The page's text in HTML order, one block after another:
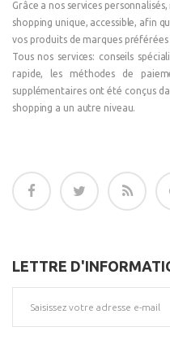
Grâce a nos services
shopping unique, accessible, afin
vos produits de marques préférées
Tous nos services: conseils
rapide, les méthodes de
supplémentaires ont été conçus
shopping a un autre niveau.
LETTRE